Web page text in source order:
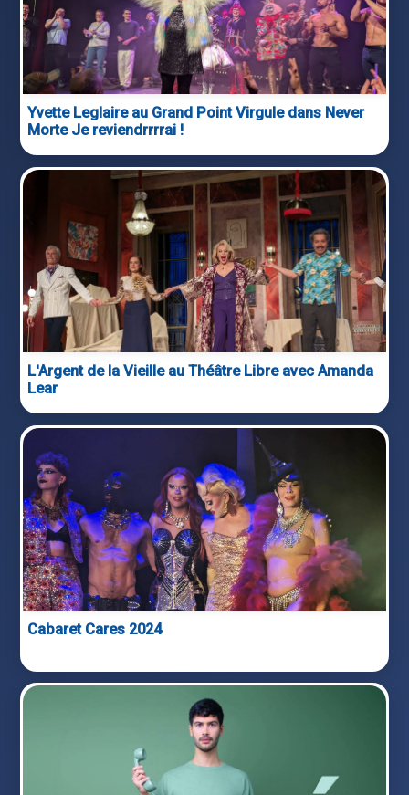
Yvette Leglaire au Grand Point Virgule dans Never
Morte Je reviendrrrrai !
L'Argent de la Vieille au Théâtre Libre avec Amanda
Lear
Cabaret Cares 2024